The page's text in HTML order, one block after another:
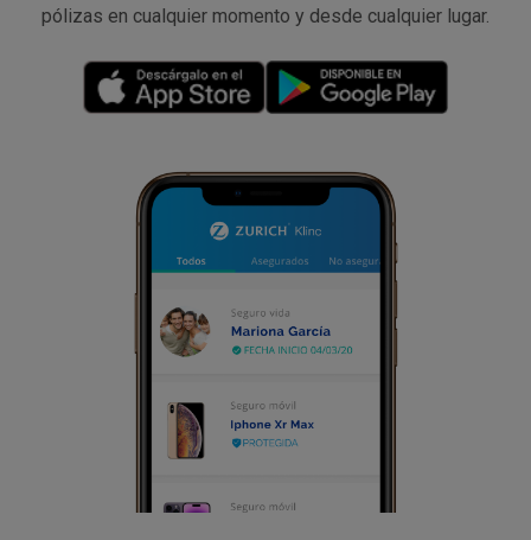
pólizas en cualquier momento y desde cualquier lugar.